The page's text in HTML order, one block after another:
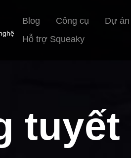
Blog Công cụ Dự án
Hỗ trợ Squeaky